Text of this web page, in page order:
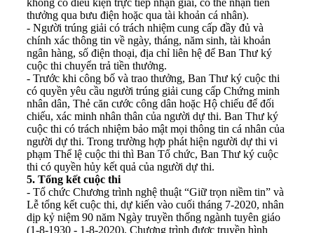
không có điều kiện trực tiếp nhận giải, có thể nhận tiền
thưởng qua bưu điện hoặc qua tài khoản cá nhân).
- Người trúng giải có trách nhiệm cung cấp đầy đủ và
chính xác thông tin về ngày, tháng, năm sinh, tài khoản
ngân hàng, số điện thoại, địa chỉ liên hệ để Ban Thư ký
cuộc thi chuyển trả tiền thưởng.
- Trước khi công bố và trao thưởng, Ban Thư ký cuộc thi
có quyền yêu cầu người trúng giải cung cấp Chứng minh
nhân dân, Thẻ căn cước công dân hoặc Hộ chiếu để đối
chiếu, xác minh nhân thân của người dự thi. Ban Thư ký
cuộc thi có trách nhiệm bảo mật mọi thông tin cá nhân của
người dự thi. Trong trường hợp phát hiện người dự thi vi
phạm Thể lệ cuộc thi thì Ban Tổ chức, Ban Thư ký cuộc
thi có quyền hủy kết quả của người dự thi.
5. Tổng kết cuộc thi
- Tổ chức Chương trình nghệ thuật “Giữ trọn niềm tin” và
Lễ tổng kết cuộc thi, dự kiến vào cuối tháng 7-2020, nhân
dịp kỷ niệm 90 năm Ngày truyền thống ngành tuyên giáo
(1-8-1930 - 1-8-2020). Chương trình được truyền hình